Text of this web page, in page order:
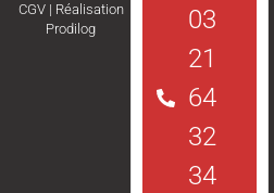
CGV| Réalisation
Prodilog
03
21
64
32
34